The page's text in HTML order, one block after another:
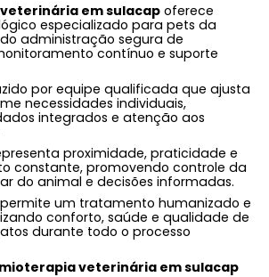
em sulacap oferece
especializado para pets da
administração segura de
contínuo e suporte
por equipe qualificada que ajusta
necessidades individuais,
integrados e atenção aos
proximidade, praticidade e
constante, promovendo controle da
do animal e decisões informadas.
um tratamento humanizado e
conforto, saúde e qualidade de
durante todo o processo
veterinária em sulacap